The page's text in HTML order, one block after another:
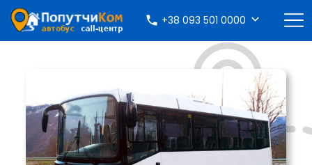
+38 093 501 0000